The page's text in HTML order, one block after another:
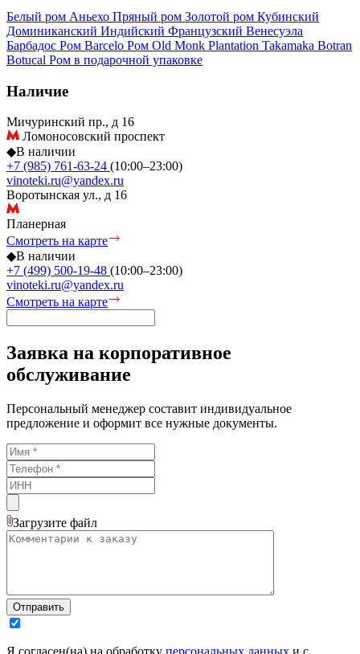
Белый ром Аньехо Пряный ром Золотой ром Кубинский
Доминиканский Индийский Французский Венесуэла
Барбадос Ром Barcelo Ром Old Monk Plantation Takamaka Botran
Botucal Ром в подарочной упаковке
Наличие
Мичуринский пр., д 16
Ломоносовский проспект
◆В наличии
+7 (985) 761-63-24 (10:00–23:00)
vinoteki.ru@yandex.ru
Воротынская ул., д 16
Планерная
Смотреть на карте
◆В наличии
+7 (499) 500-19-48 (10:00–23:00)
vinoteki.ru@yandex.ru
Смотреть на карте
Заявка на корпоративное
обслуживание
Персональный менеджер составит индивидуальное
предложение и оформит все нужные документы.
Загрузите файл
Отправить